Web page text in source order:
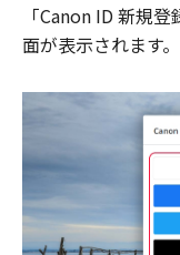
「Canon ID 新規
面が表示されます。